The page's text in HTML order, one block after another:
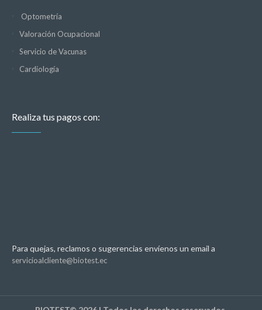
Optometría
Valoración Ocupacional
Servicio de Vacunas
Cardiología
Realiza tus pagos con:
Para quejas, reclamos o sugerencias envíenos un email a
servicioalcliente@biotest.ec